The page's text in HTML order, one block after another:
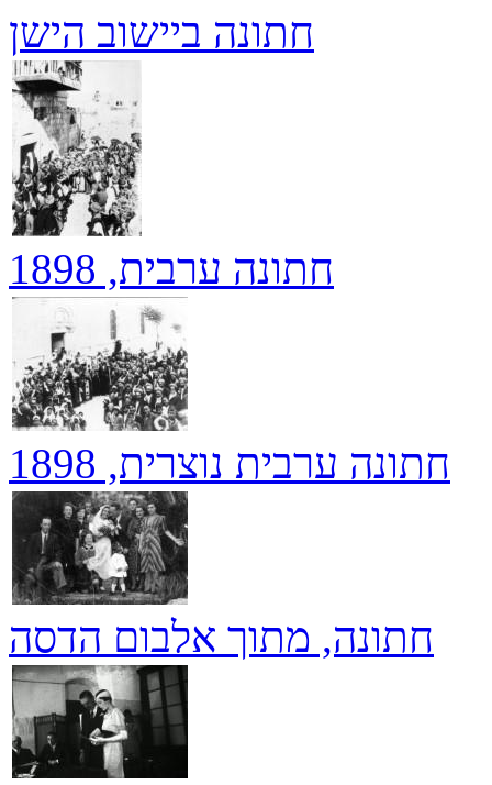
חתונה ביישוב הישן
חתונה ערבית, 1898
חתונה ערבית נוצרית, 1898
חתונה, מתוך אלבום הדסה